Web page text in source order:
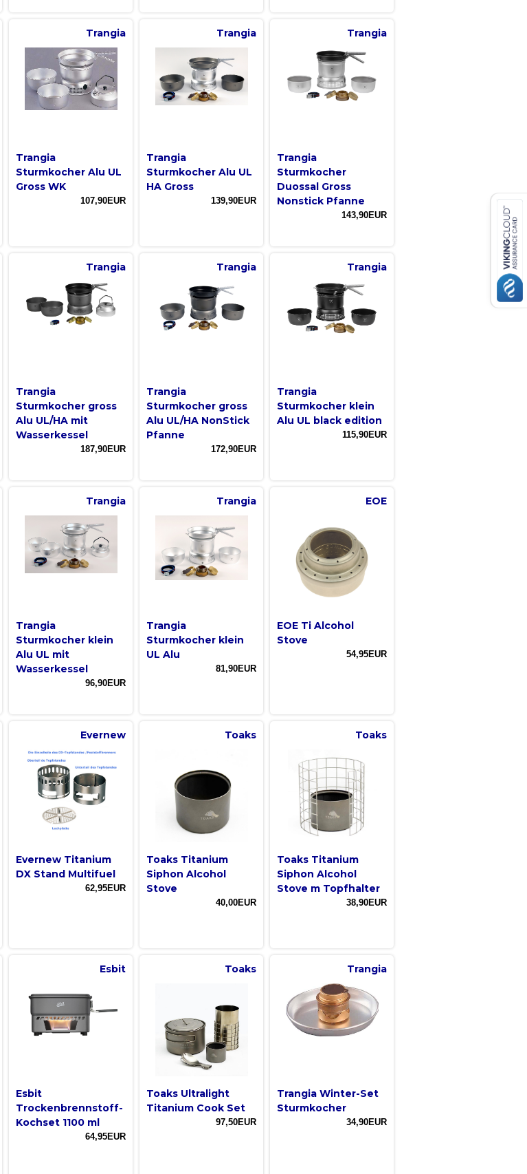
Trangia
Trangia
Sturmkocher Alu UL
Gross WK
107,90EUR
Trangia
Trangia
Sturmkocher Alu UL
HA Gross
139,90EUR
Trangia
Trangia
Sturmkocher
Duossal Gross
Nonstick Pfanne
143,90EUR
Trangia
Trangia
Sturmkocher gross
Alu UL/HA mit
Wasserkessel
187,90EUR
Trangia
Trangia
Sturmkocher gross
Alu UL/HA NonStick
Pfanne
172,90EUR
Trangia
Trangia
Sturmkocher klein
Alu UL black edition
115,90EUR
Trangia
Trangia
Sturmkocher klein
Alu UL mit
Wasserkessel
96,90EUR
Trangia
Trangia
Sturmkocher klein
UL Alu
81,90EUR
EOE
EOE Ti Alcohol
Stove
54,95EUR
Evernew
Evernew Titanium
DX Stand Multifuel
62,95EUR
Toaks
Toaks Titanium
Siphon Alcohol
Stove
40,00EUR
Toaks
Toaks Titanium
Siphon Alcohol
Stove m Topfhalter
38,90EUR
Esbit
Esbit
Trockenbrennstoff-
Kochset 1100 ml
64,95EUR
Toaks
Toaks Ultralight
Titanium Cook Set
97,50EUR
Trangia
Trangia Winter-Set
Sturmkocher
34,90EUR